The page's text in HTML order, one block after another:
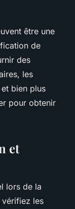
être une
de
des
les
bien plus
pour obtenir
et
lors de la
vérifiez les